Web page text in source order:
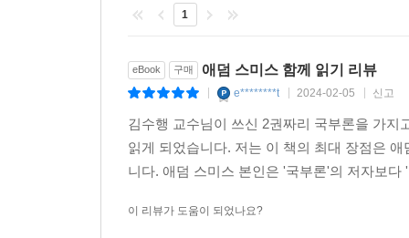
이익의 충돌을 중재하는 적극적 개입에 기반한
빈자의 편에 선 애덤 스미스
애덤 스미스가 이기심의 옹호자라는 해석은 또
인간상, 이타적인 인간상을 정립하려 애썼다. 이
그는 노예해방선언보다 한 세기 앞서서 노예제
이해가 부딪칠 때면 거의 예외 없이 못 가진 자 편
1
eBook 구매 애덤 스미스 함께 읽기 리뷰
e********t 2024-02-05 신고
김수행 교수님이 쓰신 2권짜리 국부론을 가
읽게 되었습니다. 저는 이 책의 최대 장점은
니다. 애덤 스미스 본인은 '국부론'의 저자보
이 리뷰가 도움이 되었나요?